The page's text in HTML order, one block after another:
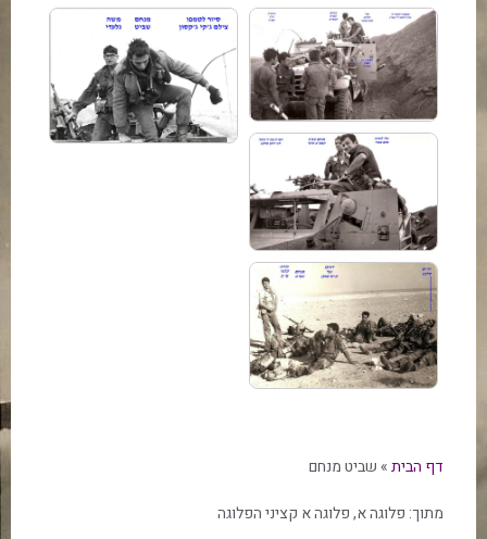
דף הבית» שביט מנחם
מתוך: פלוגה א,פלוגה א קציני הפלוגה